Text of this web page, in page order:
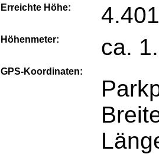
Erreichte Höhe:
Höhenmeter: ca.
GPS-Koordinaten: